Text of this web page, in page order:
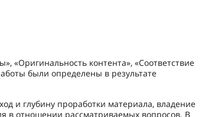
«Оригинальность контента», «Соответствие
были определены в результате
и глубину проработки материала, владение
в отношении рассматриваемых вопросов. В